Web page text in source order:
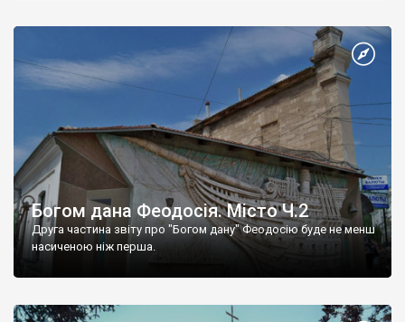
Богом дана Феодосія. Місто Ч.2
Друга частина звіту про "Богом дану" Феодосію буде не менш
насиченою ніж перша.